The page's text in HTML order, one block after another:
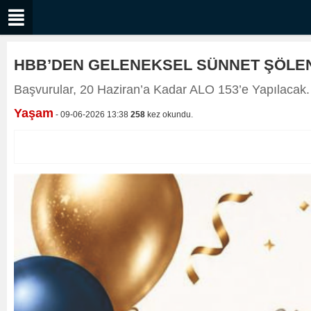
HBB’DEN GELENEKSEL SÜNNET
Başvurular, 20 Haziran’a Kadar ALO 153’e Yapılacak.
Yaşam - 09-06-2026 13:38 258 kez okundu.